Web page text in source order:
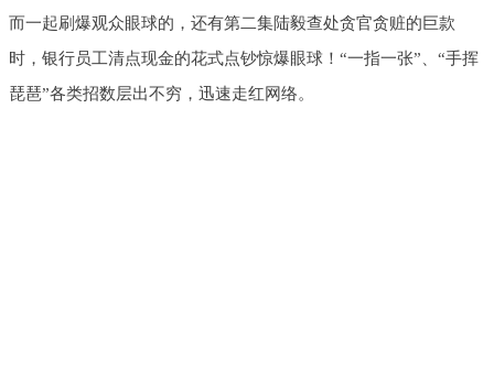
而一起刷爆观众眼球的，还有第二集陆毅查处贪官贪赃的巨款
时，银行员工清点现金的花式点钞惊爆眼球！“一指一张”、“手挥
琵琶”各类招数层出不穷，迅速走红网络。